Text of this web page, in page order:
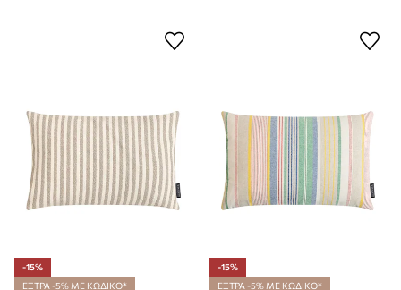
-15%
ΕΞΤΡΑ -5% ΜΕ ΚΩΔΙΚΟ*
-15%
ΕΞΤΡΑ -5% ΜΕ ΚΩΔΙΚΟ*